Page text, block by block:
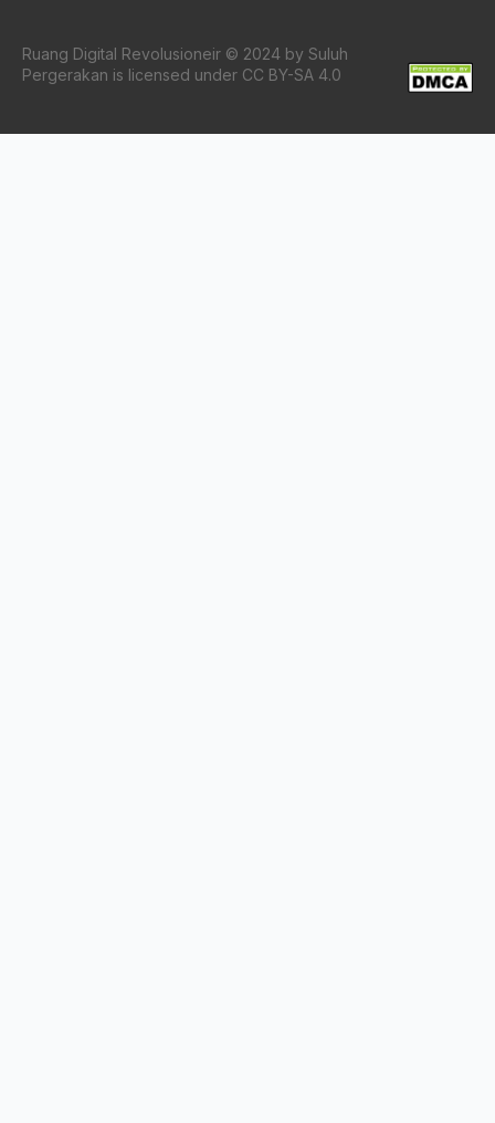
Ruang Digital Revolusioneir © 2024 by Suluh
Pergerakan is licensed under CC BY-SA 4.0